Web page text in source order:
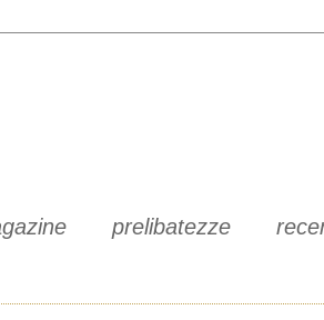
prelibatezze